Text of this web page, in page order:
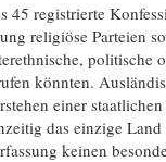
45 registrierte
religiöse Parteien
politische
könnten.
einer
das einzige
keinen